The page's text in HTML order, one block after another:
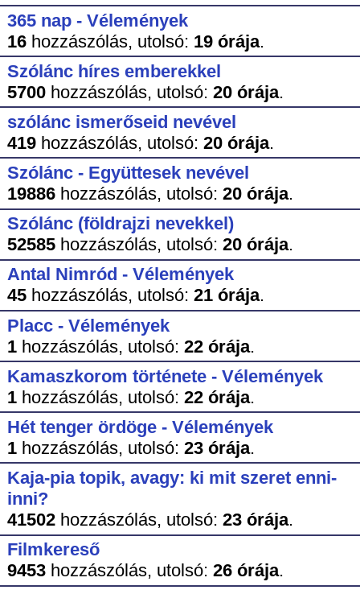
365 nap - Vélemények
16hozzászólás, utolsó: 19 órája.
Szólánc híres emberekkel
5700hozzászólás, utolsó: 20 órája.
szólánc ismerőseid nevével
419hozzászólás, utolsó: 20 órája.
Szólánc - Együttesek nevével
19886hozzászólás, utolsó: 20 órája.
Szólánc (földrajzi nevekkel)
52585hozzászólás, utolsó: 20 órája.
Antal Nimród - Vélemények
45hozzászólás, utolsó: 21 órája.
Placc - Vélemények
1hozzászólás, utolsó: 22 órája.
Kamaszkorom története - Vélemények
1hozzászólás, utolsó: 22 órája.
Hét tenger ördöge - Vélemények
1hozzászólás, utolsó: 23 órája.
Kaja-pia topik, avagy: ki mit szeret enni-
inni?
41502hozzászólás, utolsó: 23 órája.
Filmkereső
9453hozzászólás, utolsó: 26 órája.